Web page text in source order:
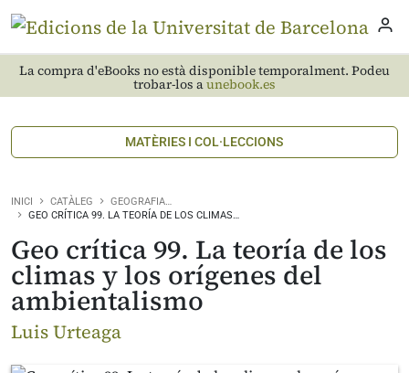
La compra d'eBooks no està disponible temporalment. Podeu
trobar-los aunebook.es
MATÈRIES I COL·LECCIONS
INICI CATÀLEG
GEOGRAFIA…
GEO CRÍTICA 99. LA TEORÍA DE LOS CLIMAS…
Geo crítica 99. La teoría de los
climas y los orígenes del
ambientalismo
Luis Urteaga